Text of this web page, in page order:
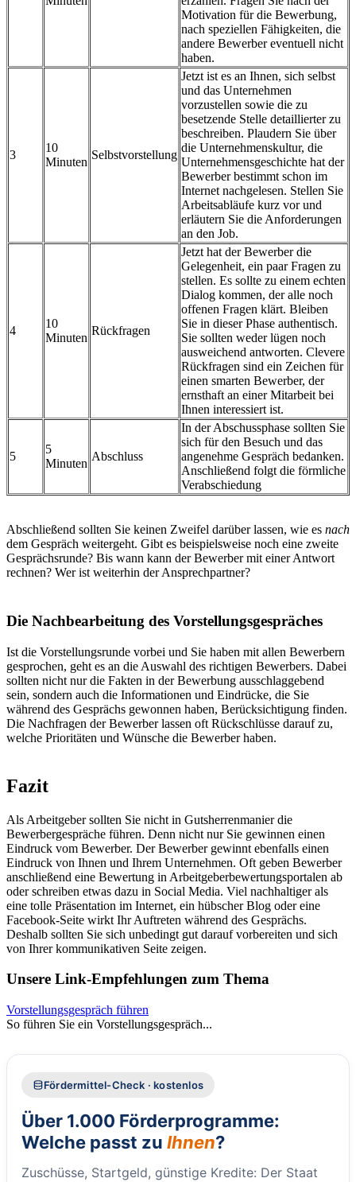
Motivation für die Bewerbung,
nach speziellen Fähigkeiten, die
andere Bewerber eventuell nicht
haben.
3
10
Minuten
Selbstvorstellung
Jetzt ist es an Ihnen, sich selbst
und das Unternehmen
vorzustellen sowie die zu
besetzende Stelle detaillierter zu
beschreiben. Plaudern Sie über
die Unternehmenskultur, die
Unternehmensgeschichte hat der
Bewerber bestimmt schon im
Internet nachgelesen. Stellen Sie
Arbeitsabläufe kurz vor und
erläutern Sie die Anforderungen
an den Job.
4
10
Minuten
Rückfragen
Jetzt hat der Bewerber die
Gelegenheit, ein paar Fragen zu
stellen. Es sollte zu einem echten
Dialog kommen, der alle noch
offenen Fragen klärt. Bleiben
Sie in dieser Phase authentisch.
Sie sollten weder lügen noch
ausweichend antworten. Clevere
Rückfragen sind ein Zeichen für
einen smarten Bewerber, der
ernsthaft an einer Mitarbeit bei
Ihnen interessiert ist.
5
5
Minuten
Abschluss
In der Abschussphase sollten Sie
sich für den Besuch und das
angenehme Gespräch bedanken.
Anschließend folgt die förmliche
Verabschiedung
Abschließend sollten Sie keinen Zweifel darüber lassen, wie es nach
dem Gespräch weitergeht. Gibt es beispielsweise noch eine zweite
Gesprächsrunde? Bis wann kann der Bewerber mit einer Antwort
rechnen? Wer ist weiterhin der Ansprechpartner?
Die Nachbearbeitung des Vorstellungsgespräches
Ist die Vorstellungsrunde vorbei und Sie haben mit allen Bewerbern
gesprochen, geht es an die Auswahl des richtigen Bewerbers. Dabei
sollten nicht nur die Fakten in der Bewerbung ausschlaggebend
sein, sondern auch die Informationen und Eindrücke, die Sie
während des Gesprächs gewonnen haben, Berücksichtigung finden.
Die Nachfragen der Bewerber lassen oft Rückschlüsse darauf zu,
welche Prioritäten und Wünsche die Bewerber haben.
Fazit
Als Arbeitgeber sollten Sie nicht in Gutsherrenmanier die
Bewerbergespräche führen. Denn nicht nur Sie gewinnen einen
Eindruck vom Bewerber. Der Bewerber gewinnt ebenfalls einen
Eindruck von Ihnen und Ihrem Unternehmen. Oft geben Bewerber
anschließend eine Bewertung in Arbeitgeberbewertungsportalen ab
oder schreiben etwas dazu in Social Media. Viel nachhaltiger als
eine tolle Präsentation im Internet, ein hübscher Blog oder eine
Facebook-Seite wirkt Ihr Auftreten während des Gesprächs.
Deshalb sollten Sie sich unbedingt gut darauf vorbereiten und sich
von Ihrer kommunikativen Seite zeigen.
Unsere Link-Empfehlungen zum Thema
Vorstellungsgespräch führen
So führen Sie ein Vorstellungsgespräch...
Fördermittel-Check · kostenlos
Über 1.000 Förderprogramme:
Welche passt zu Ihnen?
Zuschüsse, Startgeld, günstige Kredite: Der Staat